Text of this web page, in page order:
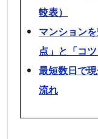
較表）
マンション
点」と「コツ
最短数日で
流れ